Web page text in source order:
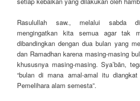
Rasulullah saw., melalui sabda
mengingatkan kita semua agar tak
dibandingkan dengan dua bulan yang
dan Ramadhan karena masing-masing
khususnya masing-masing. Sya’bān,
“bulan di mana amal-amal itu
Pemelihara alam semesta”.